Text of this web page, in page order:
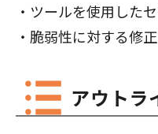
・ツールを使用した
・脆弱性に対する修
アウトラ